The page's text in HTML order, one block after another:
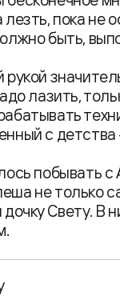
лезть, пока не
быть,
лазить,
с
побывать
не только
Свету. В